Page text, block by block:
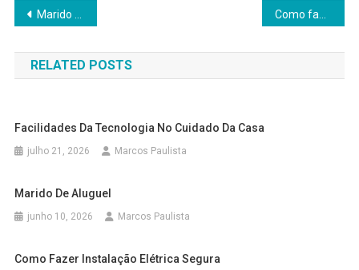
Navegação
de
Post
Marido de Aluguel
RELATED POSTS
Facilidades Da Tecnologia No Cuidado Da Casa
julho 21, 2026 Marcos Paulista
Marido De Aluguel
junho 10, 2026 Marcos Paulista
Como Fazer Instalação Elétrica Segura